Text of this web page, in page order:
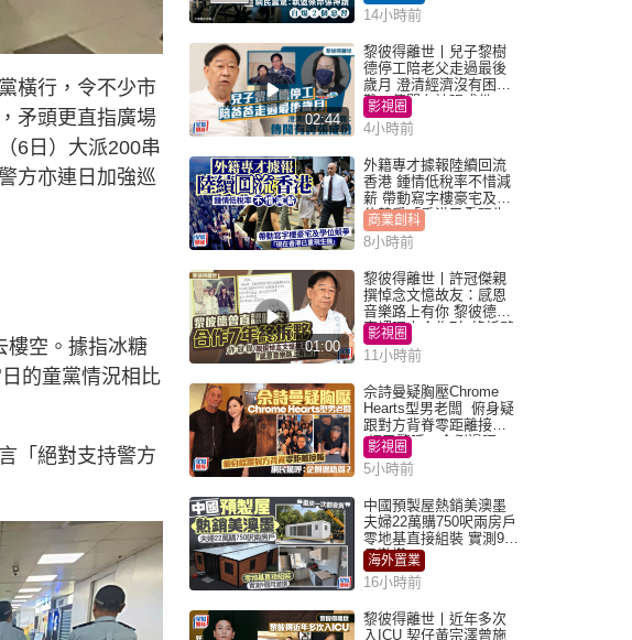
橫行，令不少市
矛頭更直指廣場
6日）大派200串
方亦連日加強巡
樓空。據指冰糖
的童黨情況相比
「絕對支持警方
14小時前
02:44
黎彼得離世丨兒子黎樹
德停工陪老父走過最後
歲月 澄清經濟沒有困
難：傳聞有誇張成份
影視圈
4小時前
外籍專才據報陸續回流
香港 鍾情低稅率不惜減
薪 帶動寫字樓豪宅及學
位競爭「香港已重現生
機」
商業創科
8小時前
01:00
黎彼得離世丨許冠傑親
撰悼念文憶故友：感恩
音樂路上有你 黎彼德曾
直認唔夾合作7年終拆夥
影視圈
11小時前
佘詩曼疑胸壓Chrome
Hearts型男老闆 俯身疑
跟對方背脊零距離接觸
網民驚呼：企側邊唔
得？
影視圈
5小時前
中國預製屋熱銷美澳墨
夫婦22萬購750呎兩房戶
零地基直接組裝 實測9個
月激讚
海外置業
16小時前
黎彼得離世丨近年多次
入ICU 契仔黃宗澤曾施